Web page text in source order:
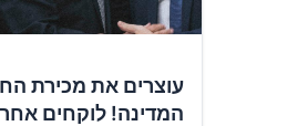
עוצרים את מכירת
המדינה! לוקחים